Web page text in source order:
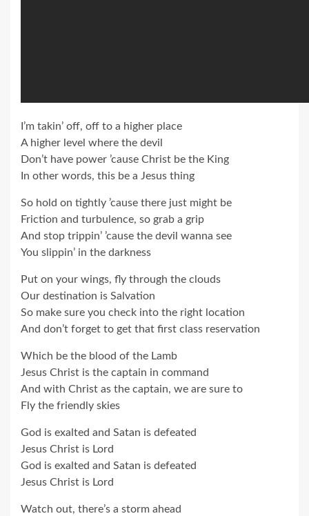
I’m takin’ off, off to a higher place
A higher level where the devil
Don’t have power ’cause Christ be the King
In other words, this be a Jesus thing
So hold on tightly ’cause there just might be
Friction and turbulence, so grab a grip
And stop trippin’ ’cause the devil wanna see
You slippin’ in the darkness
Put on your wings, fly through the clouds
Our destination is Salvation
So make sure you check into the right location
And don’t forget to get that first class reservation
Which be the blood of the Lamb
Jesus Christ is the captain in command
And with Christ as the captain, we are sure to
Fly the friendly skies
God is exalted and Satan is defeated
Jesus Christ is Lord
God is exalted and Satan is defeated
Jesus Christ is Lord
Watch out, there’s a storm ahead